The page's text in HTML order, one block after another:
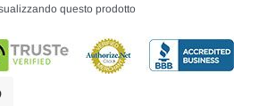
questo prodotto